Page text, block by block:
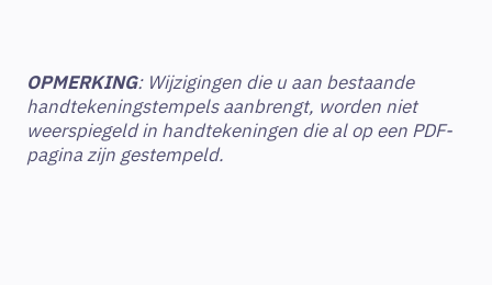
OPMERKING: Wijzigingen die u aan bestaande
handtekeningstempels aanbrengt, worden niet
weerspiegeld in handtekeningen die al op een PDF-
pagina zijn gestempeld.